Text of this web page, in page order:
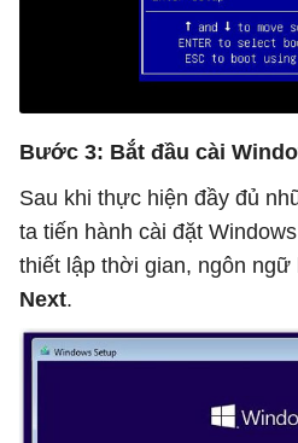
Bước 3: Bắt đầu cài
Sau khi thực hiện đầy đủ
ta tiến hành cài đặt
thiết lập thời gian, ngôn ngữ
Next.